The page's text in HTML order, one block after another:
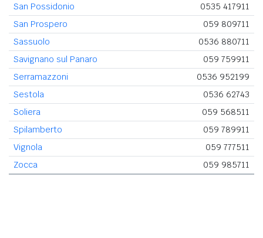
San Possidonio
0535 417911
San Prospero
059 809711
Sassuolo
0536 880711
Savignano sul Panaro
059 759911
Serramazzoni
0536 952199
Sestola
0536 62743
Soliera
059 568511
Spilamberto
059 789911
Vignola
059 777511
Zocca
059 985711